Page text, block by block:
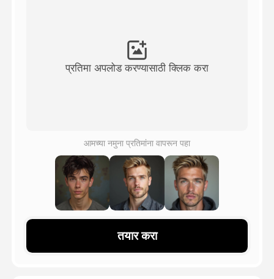
सर्व टेम्पलेट्स पहा
ब्लॉग
प्रतिमा अपलोड करण्यासाठी क्लिक करा
आमच्या नमुना प्रतिमांना वापरून पहा
तयार करा